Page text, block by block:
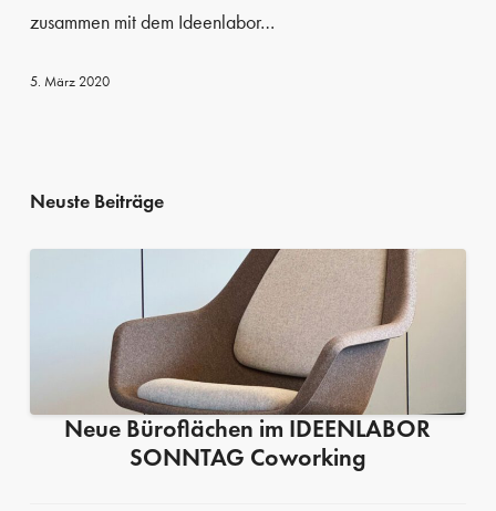
in
zusammen mit dem Ideenlabor…
5. März 2020
Neuste Beiträge
Neue Büroflächen im IDEENLABOR
SONNTAG Coworking